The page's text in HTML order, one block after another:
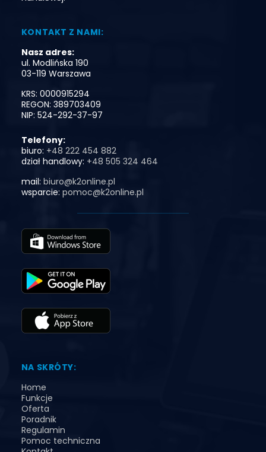
KONTAKT Z NAMI:
Nasz adres:
ul. Modlińska 190
03-119 Warszawa
KRS: 0000915294
REGON: 389703409
NIP: 524-292-37-97
Telefony:
biuro: +48 222 454 882
dział handlowy: +48 505 324 464
mail: biuro@k2online.pl
wsparcie: pomoc@k2online.pl
NA SKRÓTY:
Home
Funkcje
Oferta
Poradnik
Regulamin
Pomoc techniczna